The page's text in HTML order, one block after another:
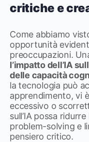
critiche e
Come abbiamo
opportunità
preoccupazioni.
l’impatto dell’IA
delle capacità
la tecnologia può
apprendimento, vi
eccessivo o
sull’IA possa
problem-solving e
pensiero critico.